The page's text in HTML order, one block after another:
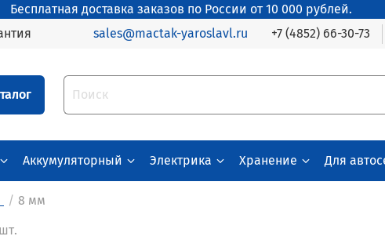
Бесплатная доставка заказов по России от 10 000 рублей.
sales@mactak-yaroslavl.ru +7 (4852) 66-30-73
Аккумуляторный Электрика Хранение Для
8 мм